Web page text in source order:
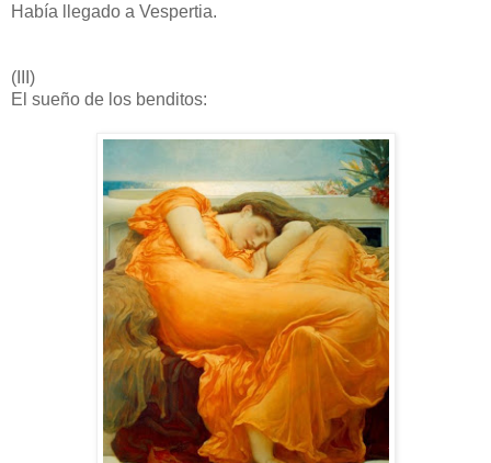
Había llegado a Vespertia.
(III)
El sueño de los benditos: